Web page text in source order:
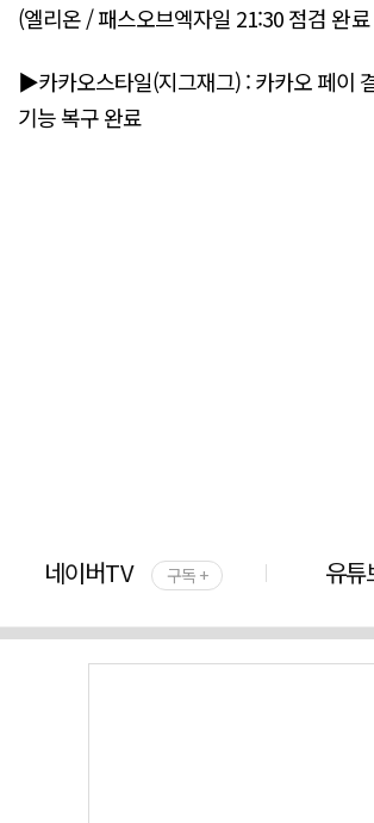
(엘리온 / 패스오브엑자일 21:30 점검 완
▶카카오스타일(지그재그) : 카카오 페이
기능 복구 완료
네이버TV 구독 + 유튜